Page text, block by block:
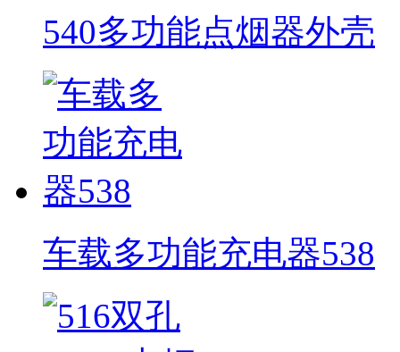
540多功能点烟器外壳
车载多功能充电器538